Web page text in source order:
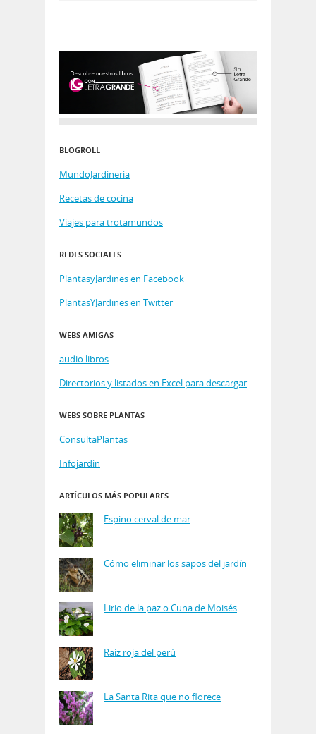
BLOGROLL
MundoJardineria
Recetas de cocina
Viajes para trotamundos
REDES SOCIALES
PlantasyJardines en Facebook
PlantasYJardines en Twitter
WEBS AMIGAS
audio libros
Directorios y listados en Excel para descargar
WEBS SOBRE PLANTAS
ConsultaPlantas
Infojardin
ARTÍCULOS MÁS POPULARES
Espino cerval de mar
Cómo eliminar los sapos del jardín
Lirio de la paz o Cuna de Moisés
Raíz roja del perú
La Santa Rita que no florece